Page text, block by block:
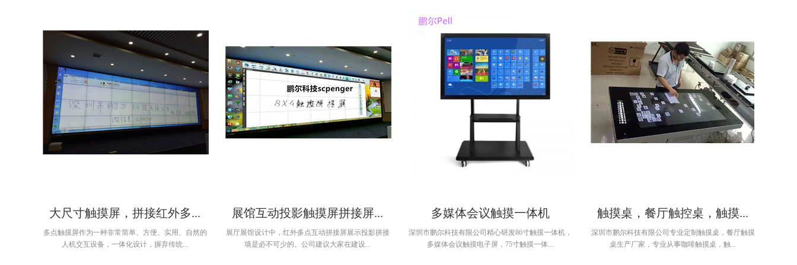
大尺寸触摸屏，拼接红外多...
多点触摸屏作为一种非常简单、方便、实用、自然的
人机交互设备，一体化设计，摒弃传统...
展馆互动投影触摸屏拼接屏...
展厅展馆设计中，红外多点互动拼接屏展示投影拼接
墙是必不可少的。公司建议大家在建设...
多媒体会议触摸一体机
深圳市鹏尔科技有限公司精心研发86寸触摸一体机，
多媒体会议触摸电子屏，75寸触摸一体...
触摸桌，餐厅触控桌，触摸...
深圳市鹏尔科技有限公司专业定制触摸桌，餐厅触摸
桌生产厂家，专业从事咖啡触摸桌，触...